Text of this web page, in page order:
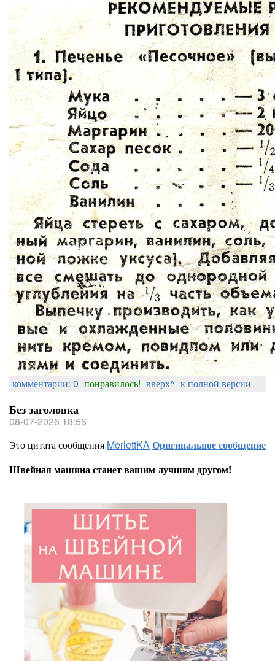
комментарии: 0 понравилось! вверх^ к полной версии
Без заголовка
08-07-2026 18:56
Это цитата сообщения MerlettKAОригинальное сообщение
Швейная машина станет вашим лучшим другом!